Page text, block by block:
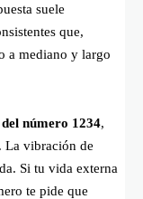
suele
que,
a mediano y largo
número 1234,
La vibración de
Si tu vida externa
te pide que